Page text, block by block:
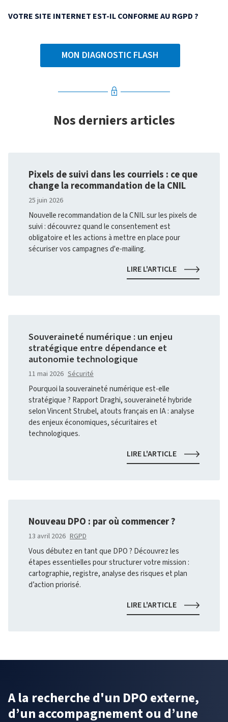
VOTRE SITE INTERNET EST-IL CONFORME AU RGPD ?
MON DIAGNOSTIC FLASH
Nos derniers articles
Pixels de suivi dans les courriels : ce que
change la recommandation de la CNIL
25 juin 2026
Nouvelle recommandation de la CNIL sur les pixels de
suivi : découvrez quand le consentement est
obligatoire et les actions à mettre en place pour
sécuriser vos campagnes d'e-mailing.
LIRE L'ARTICLE PIXELS
DE
LA
CNIL
Souveraineté numérique : un enjeu
stratégique entre dépendance et
autonomie technologique
11 mai 2026 Sécurité
Pourquoi la souveraineté numérique est-elle
stratégique ? Rapport Draghi, souveraineté hybride
selon Vincent Strubel, atouts français en IA : analyse
des enjeux économiques, sécuritaires et
technologiques.
LIRE L'ARTICLE
NUMÉRIQUE
Nouveau DPO : par où commencer ?
13 avril 2026 RGPD
Vous débutez en tant que DPO ? Découvrez les
étapes essentielles pour structurer votre mission :
cartographie, registre, analyse des risques et plan
d’action priorisé.
LIRE L'ARTICLE NOUVEAU
DPO
A la recherche d'un DPO externe,
d’un accompagnement ou d’une